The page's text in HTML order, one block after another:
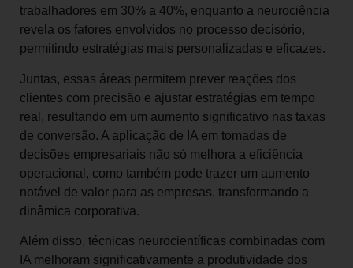
trabalhadores em 30% a 40%, enquanto a neurociência
revela os fatores envolvidos no processo decisório,
permitindo estratégias mais personalizadas e eficazes.
Juntas, essas áreas permitem prever reações dos
clientes com precisão e ajustar estratégias em tempo
real, resultando em um aumento significativo nas taxas
de conversão. A aplicação de IA em tomadas de
decisões empresariais não só melhora a eficiência
operacional, como também pode trazer um aumento
notável de valor para as empresas, transformando a
dinâmica corporativa.
Além disso, técnicas neurocientíficas combinadas com
IA melhoram significativamente a produtividade dos